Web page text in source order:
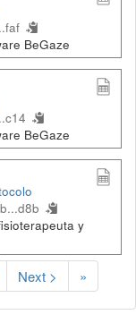
BeGaze
BeGaze
y
Next > »